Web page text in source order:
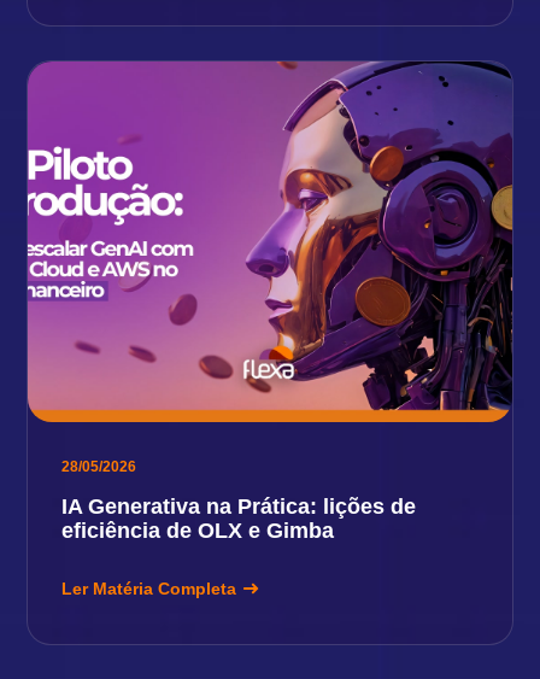
28/05/2026
IA Generativa na Prática: lições de
eficiência de OLX e Gimba
Ler Matéria Completa